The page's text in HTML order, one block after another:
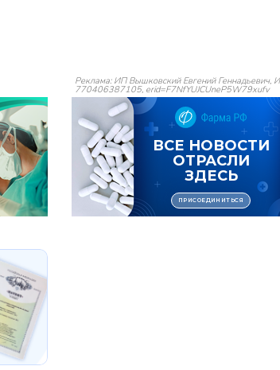
Реклама: ИП Вышковский Евгений Геннадьевич,
770406387105, erid=F7NfYUJCUneP5W79xufv